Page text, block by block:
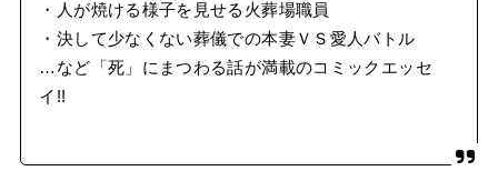
・人が焼ける様子を見せる火葬場職員
・決して少なくない葬儀での本妻ＶＳ愛人バトル
…など「死」にまつわる話が満載のコミックエッセ
イ!!